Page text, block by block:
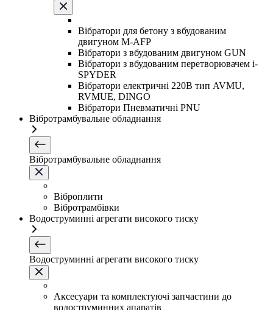
Вібратори для бетону з вбудованим
двигуном M-AFP
Вібратори з вбудованим двигуном GUN
Вібратори з вбудованим перетворювачем i-
SPYDER
Вібратори електричні 220B тип AVMU,
RVMUE, DINGO
Вібратори Пневматичні PNU
Вібротрамбувальне обладнання
Вібротрамбувальне обладнання
Віброплити
Вібротрамбівки
Водоструминні агрегати високого тиску
Водоструминні агрегати високого тиску
Аксесуари та комплектуючі запчастини до
водоструминних апаратів